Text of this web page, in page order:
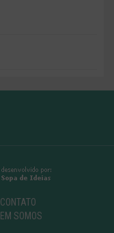
CONTATO
SOMOS